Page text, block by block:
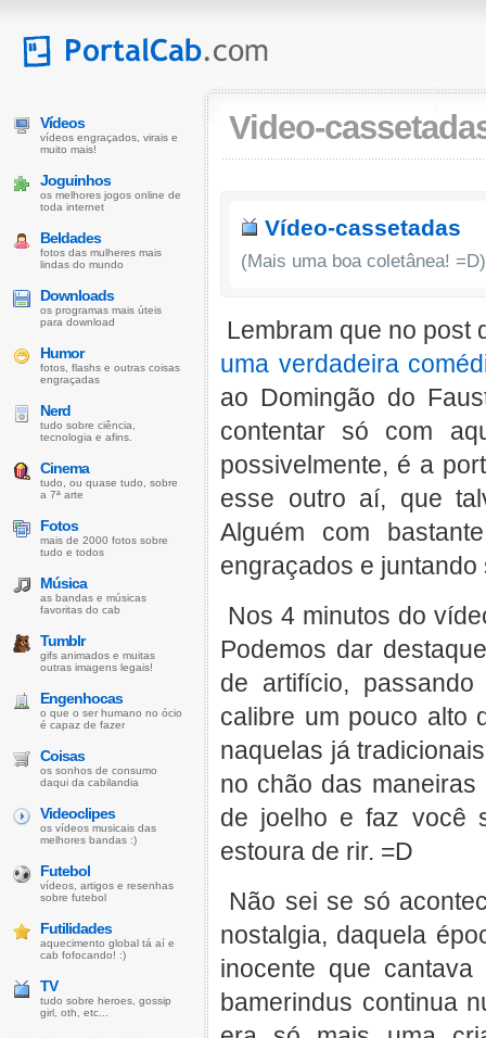
Video-
Vídeo-cassetadas
(Mais uma boa coletânea! =D)
Lembram que no post
uma verdadeira
ao Domingão do
contentar só com
possivelmente, é a
esse outro aí, que
Alguém com
engraçados e
Nos 4 minutos do
Podemos dar
de artifício,
calibre um pouco alto
naquelas já
no chão das
de joelho e faz você
estoura de rir. =D
Não sei se só
nostalgia, daquela
inocente que
bamerindus continua
Vídeos
vídeos engraçados, virais e
muito mais!
Joguinhos
os melhores jogos online de
toda internet
Beldades
fotos das mulheres mais
lindas do mundo
Downloads
os programas mais úteis
para download
Humor
fotos, flashs e outras coisas
engraçadas
Nerd
tudo sobre ciência,
tecnologia e afins.
Cinema
tudo, ou quase tudo, sobre
a 7ª arte
Fotos
mais de 2000 fotos sobre
tudo e todos
Música
as bandas e músicas
favoritas do cab
Tumblr
gifs animados e muitas
outras imagens legais!
Engenhocas
o que o ser humano no ócio
é capaz de fazer
Coisas
os sonhos de consumo
daqui da cabilandia
Videoclipes
os vídeos musicais das
melhores bandas :)
Futebol
vídeos, artigos e resenhas
sobre futebol
Futilidades
aquecimento global tá aí e
cab fofocando! :)
TV
tudo sobre heroes, gossip
girl, oth, etc...